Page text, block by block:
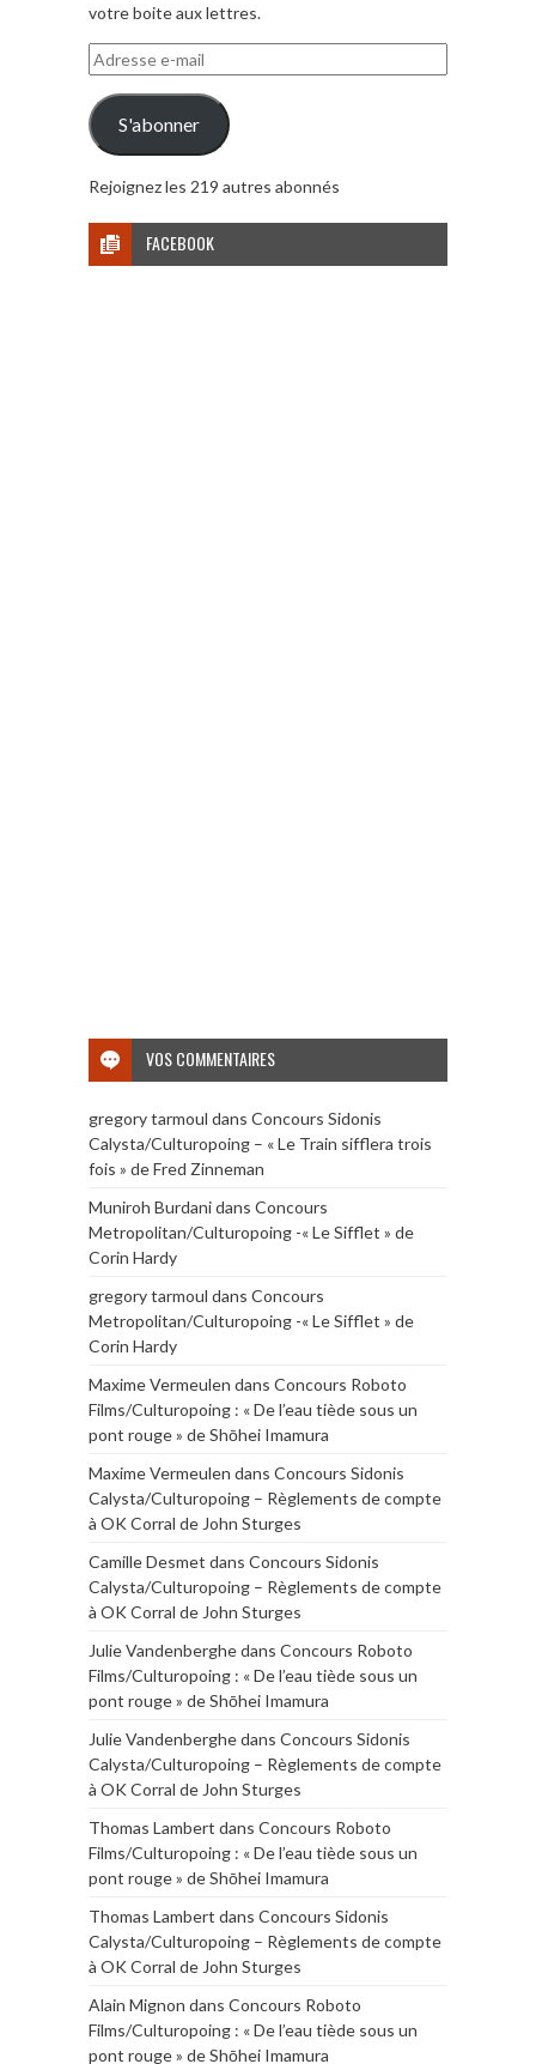
votre boite aux lettres.
Adresse
e-
mail
S'abonner
Rejoignez les 219 autres abonnés
FACEBOOK
VOS COMMENTAIRES
gregory tarmoul dans Concours Sidonis
Calysta/Culturopoing – « Le Train sifflera trois
fois » de Fred Zinneman
Muniroh Burdanidans Concours
Metropolitan/Culturopoing -« Le Sifflet » de
Corin Hardy
gregory tarmoul dans Concours
Metropolitan/Culturopoing -« Le Sifflet » de
Corin Hardy
Maxime Vermeulen dans Concours Roboto
Films/Culturopoing : « De l’eau tiède sous un
pont rouge » de Shōhei Imamura
Maxime Vermeulen dans Concours Sidonis
Calysta/Culturopoing – Règlements de compte
à OK Corral de John Sturges
Camille Desmet dans Concours Sidonis
Calysta/Culturopoing – Règlements de compte
à OK Corral de John Sturges
Julie Vandenberghedans Concours Roboto
Films/Culturopoing : « De l’eau tiède sous un
pont rouge » de Shōhei Imamura
Julie Vandenberghedans Concours Sidonis
Calysta/Culturopoing – Règlements de compte
à OK Corral de John Sturges
Thomas Lambert dans Concours Roboto
Films/Culturopoing : « De l’eau tiède sous un
pont rouge » de Shōhei Imamura
Thomas Lambert dans Concours Sidonis
Calysta/Culturopoing – Règlements de compte
à OK Corral de John Sturges
Alain Mignon dans Concours Roboto
Films/Culturopoing : « De l’eau tiède sous un
pont rouge » de Shōhei Imamura